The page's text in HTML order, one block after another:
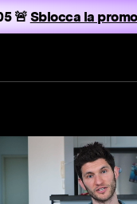
🚨 Sblocca la